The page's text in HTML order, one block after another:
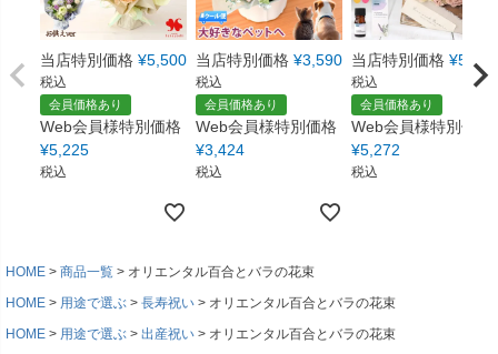
当店特別価格 ¥5,500
税込
会員価格あり
Web会員様特別価格
¥5,225
税込
当店特別価格 ¥3,590
税込
会員価格あり
Web会員様特別価格
¥3,424
税込
当店特別価格 ¥5,550
税込
会員価格あり
Web会員様特別価格
¥5,272
税込
HOME 商品一覧
オリエンタル百合とバラの花束
HOME
用途で選ぶ 長寿祝い
オリエンタル百合とバラの花束
HOME
用途で選ぶ 出産祝い
オリエンタル百合とバラの花束